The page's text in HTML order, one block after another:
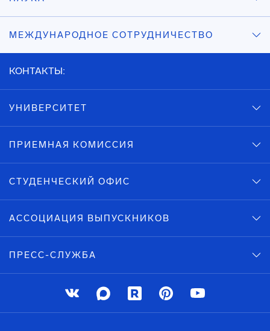
МЕЖДУНАРОДНОЕ СОТРУДНИЧЕСТВО
КОНТАКТЫ:
УНИВЕРСИТЕТ
ПРИЕМНАЯ КОМИССИЯ
СТУДЕНЧЕСКИЙ ОФИС
АССОЦИАЦИЯ ВЫПУСКНИКОВ
ПРЕСС-СЛУЖБА